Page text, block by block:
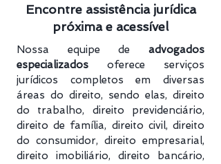
Encontre assistência jurídica
próxima e acessível
Nossa equipe de advogados
especializados oferece serviços
jurídicos completos em diversas
áreas do direito, sendo elas, direito
do trabalho, direito previdenciário​,
direito de família, direito civil, direito
do consumidor, direito empresarial,
direito imobiliário, direito bancário,